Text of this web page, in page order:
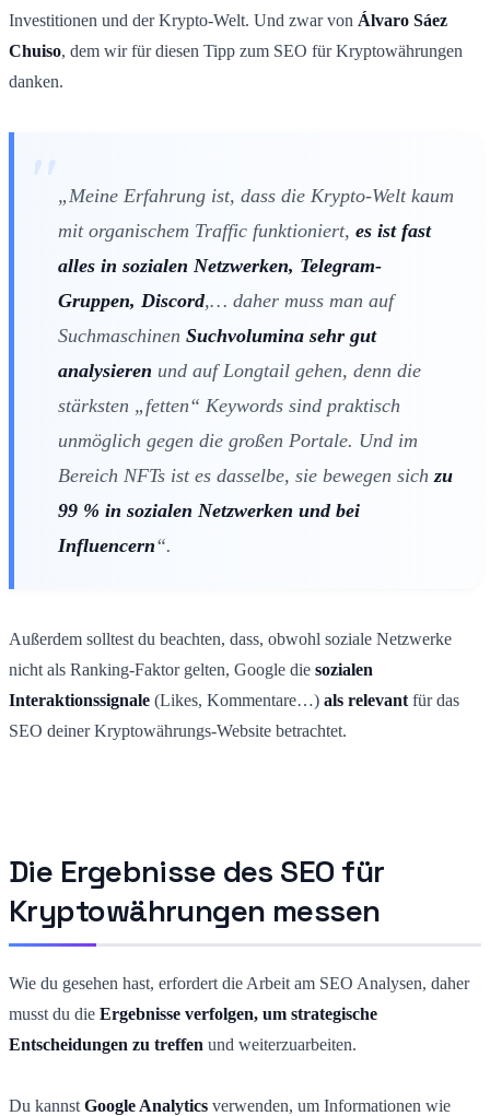
Investitionen und der Krypto-Welt. Und zwar von Álvaro Sáez
Chuiso, dem wir für diesen Tipp zum SEO für Kryptowährungen
danken.
„Meine Erfahrung ist, dass die Krypto-Welt kaum
mit organischem Traffic funktioniert, es ist fast
alles in sozialen Netzwerken, Telegram-
Gruppen, Discord,… daher muss man auf
Suchmaschinen Suchvolumina sehr gut
analysieren und auf Longtail gehen, denn die
stärksten „fetten“ Keywords sind praktisch
unmöglich gegen die großen Portale. Und im
Bereich NFTs ist es dasselbe, sie bewegen sich zu
99 % in sozialen Netzwerken und bei
Influencern“.
Außerdem solltest du beachten, dass, obwohl soziale Netzwerke
nicht als Ranking-Faktor gelten, Google die sozialen
Interaktionssignale (Likes, Kommentare…) als relevant für das
SEO deiner Kryptowährungs-Website betrachtet.
Die Ergebnisse des SEO für
Kryptowährungen messen
Wie du gesehen hast, erfordert die Arbeit am SEO Analysen, daher
musst du die Ergebnisse verfolgen, um strategische
Entscheidungen zu treffen und weiterzuarbeiten.
Du kannst Google Analytics verwenden, um Informationen wie